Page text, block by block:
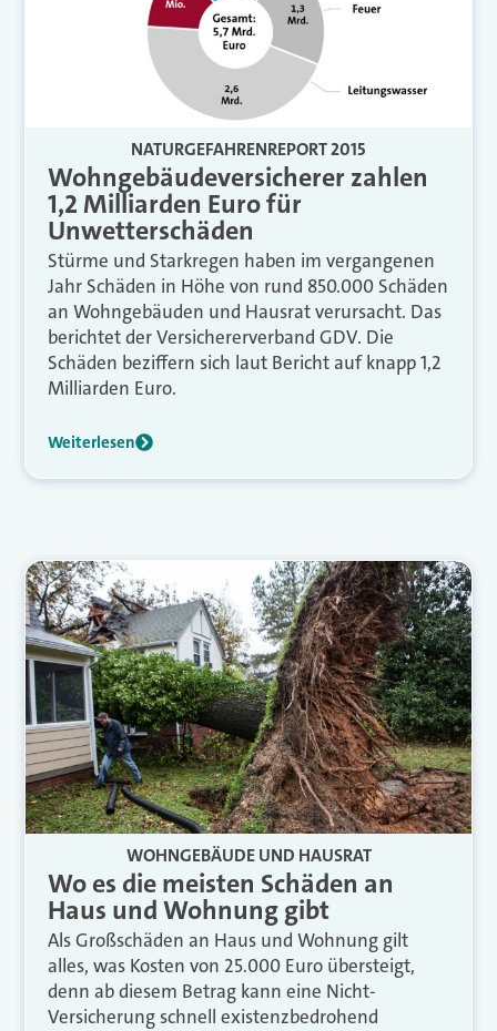
NATURGEFAHRENREPORT 2015
Wohngebäudeversicherer zahlen
1,2 Milliarden Euro für
Unwetterschäden
Stürme und Starkregen haben im vergangenen
Jahr Schäden in Höhe von rund 850.000 Schäden
an Wohngebäuden und Hausrat verursacht. Das
berichtet der Versichererverband GDV. Die
Schäden beziffern sich laut Bericht auf knapp 1,2
Milliarden Euro.
Weiterlesen
WOHNGEBÄUDE UND HAUSRAT
Wo es die meisten Schäden an
Haus und Wohnung gibt
Als Großschäden an Haus und Wohnung gilt
alles, was Kosten von 25.000 Euro übersteigt,
denn ab diesem Betrag kann eine Nicht-
Versicherung schnell existenzbedrohend